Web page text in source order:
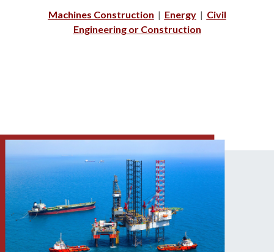
Machines Construction | Energy| Civil
Engineering or Construction